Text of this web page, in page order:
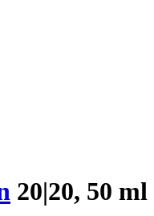
20|20, 50 ml